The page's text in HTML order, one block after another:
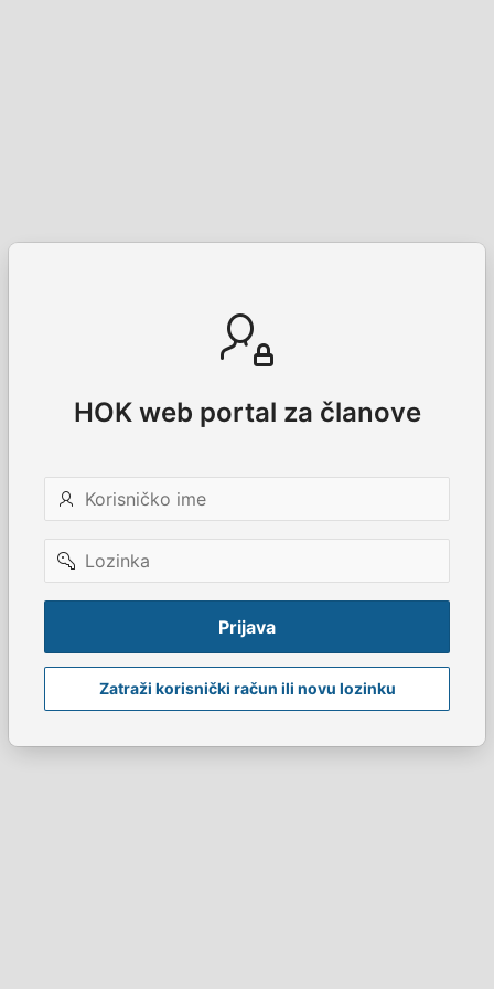
HOK web portal za članove
Korisničko
ime
Lozinka
Prijava
Zatraži korisnički račun ili novu lozinku